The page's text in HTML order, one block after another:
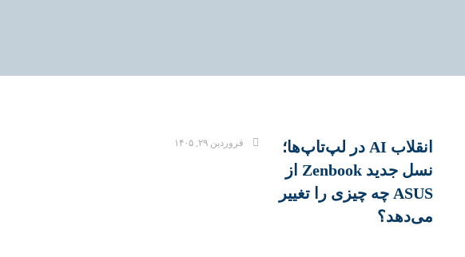
انقلاب AI در لپ‌تاپ‌ها؛
نسل جدید Zenbook از
ASUS چه چیزی را تغییر
می‌دهد؟
فروردین ۲۹, ۱۴۰۵